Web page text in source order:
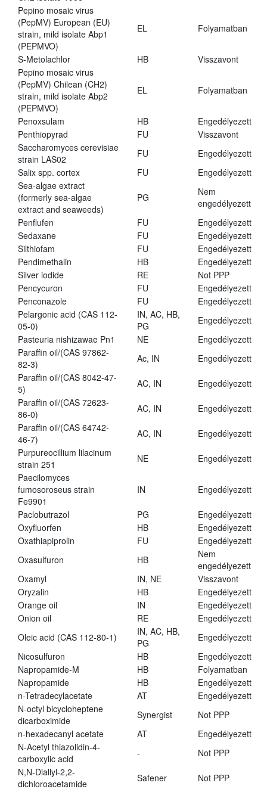
Pepino mosaic virus
(PepMV) European (EU)
strain, mild isolate Abp1
(PEPMVO)
EL Folyamatban
S-Metolachlor HB
Visszavont
Pepino mosaic virus
(PepMV) Chilean (CH2)
strain, mild isolate Abp2
(PEPMVO)
EL Folyamatban
Penoxsulam HB
Engedélyezett
Penthiopyrad
FU
Visszavont
Saccharomyces cerevisiae
strain LAS02
FU
Engedélyezett
Salix spp. cortex
FU
Engedélyezett
Sea-algae extract
(formerly sea-algae
extract and seaweeds)
PG
Nem
engedélyezett
Penflufen
FU
Engedélyezett
Sedaxane
FU
Engedélyezett
Silthiofam
FU
Engedélyezett
Pendimethalin
HB
Engedélyezett
Silver iodide
RE
Not PPP
Pencycuron
FU
Engedélyezett
Penconazole
FU
Engedélyezett
Pelargonic acid (CAS 112-
05-0)
IN, AC, HB,
PG
Engedélyezett
Pasteuria nishizawae Pn1
NE
Engedélyezett
Paraffin oil/(CAS 97862-
82-3)
Ac, IN
Engedélyezett
Paraffin oil/(CAS 8042-47-
5)
AC, IN
Engedélyezett
Paraffin oil/(CAS 72623-
86-0)
AC, IN
Engedélyezett
Paraffin oil/(CAS 64742-
46-7)
AC, IN
Engedélyezett
Purpureocillium lilacinum
strain 251
NE
Engedélyezett
Paecilomyces
fumosoroseus strain
Fe9901
IN Engedélyezett
Paclobutrazol PG
Engedélyezett
Oxyfluorfen
HB
Engedélyezett
Oxathiapiprolin
FU
Engedélyezett
Oxasulfuron
HB
Nem
engedélyezett
Oxamyl
IN, NE
Visszavont
Oryzalin
HB
Engedélyezett
Orange oil
IN
Engedélyezett
Onion oil
RE
Engedélyezett
Oleic acid (CAS 112-80-1)
IN, AC, HB,
PG
Engedélyezett
Nicosulfuron
HB
Engedélyezett
Napropamide-M
HB
Folyamatban
Napropamide
HB
Engedélyezett
n-Tetradecylacetate
AT
Engedélyezett
N-octyl bicycloheptene
dicarboximide
Synergist
Not PPP
n-hexadecanyl acetate
AT
Engedélyezett
N-Acetyl thiazolidin-4-
carboxylic acid
-
Not PPP
N,N-Diallyl-2,2-
dichloroacetamide
Safener
Not PPP